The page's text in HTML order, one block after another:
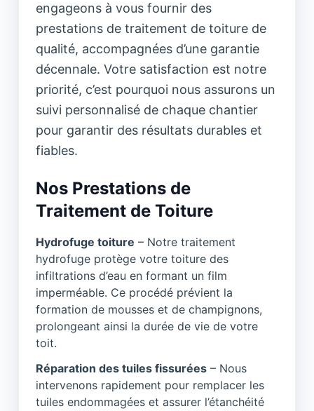
engageons à vous fournir des
prestations de traitement de toiture de
qualité, accompagnées d’une garantie
décennale. Votre satisfaction est notre
priorité, c’est pourquoi nous assurons un
suivi personnalisé de chaque chantier
pour garantir des résultats durables et
fiables.
Nos Prestations de
Traitement de Toiture
Hydrofuge toiture – Notre traitement
hydrofuge protège votre toiture des
infiltrations d’eau en formant un film
imperméable. Ce procédé prévient la
formation de mousses et de champignons,
prolongeant ainsi la durée de vie de votre
toit.
Réparation des tuiles fissurées – Nous
intervenons rapidement pour remplacer les
tuiles endommagées et assurer l’étanchéité